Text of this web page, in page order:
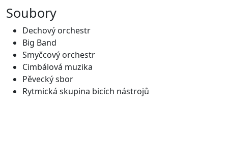
Soubory
Dechový orchestr
Big Band
Smyčcový orchestr
Cimbálová muzika
Pěvecký sbor
Rytmická skupina bicích nástrojů